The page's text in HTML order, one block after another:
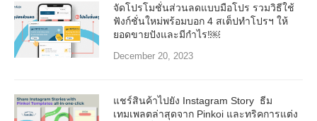
จัดโปรโมชั่นส่วนลดแบบมือโปร รวมวิธีใช้
ฟังก์ชั่นใหม่พร้อมบอก 4 สเต็ปทำโปรฯ ให้
ยอดขายปังและมีกำไร!￼
December 20, 2023
แชร์สินค้าไปยัง Instagram Story ธีม
เทมเพลตล่าสุดจาก Pinkoi และทริคการแต่ง